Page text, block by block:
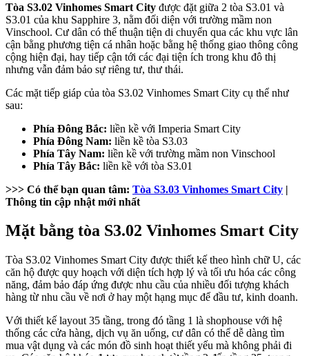
Tòa S3.02 Vinhomes Smart City được đặt giữa 2 tòa S3.01 và
S3.01 của khu Sapphire 3, nằm đối diện với trường mầm non
Vinschool. Cư dân có thể thuận tiện di chuyển qua các khu vực lân
cận bằng phương tiện cá nhân hoặc bằng hệ thống giao thông công
cộng hiện đại, hay tiếp cận tới các đại tiện ích trong khu đô thị
nhưng vẫn đảm bảo sự riêng tư, thư thái.
Các mặt tiếp giáp của tòa S3.02 Vinhomes Smart City cụ thể như
sau:
Phía Đông Bắc: liền kề với Imperia Smart City
Phía Đông Nam: liền kề tòa S3.03
Phía Tây Nam: liền kề với trường mầm non Vinschool
Phía Tây Bắc: liền kề với tòa S3.01
>>> Có thể bạn quan tâm: Tòa S3.03 Vinhomes Smart City |
Thông tin cập nhật mới nhất
Mặt bằng tòa S3.02 Vinhomes Smart City
Tòa S3.02 Vinhomes Smart City được thiết kế theo hình chữ U, các
căn hộ được quy hoạch với diện tích hợp lý và tối ưu hóa các công
năng, đảm bảo đáp ứng được nhu cầu của nhiều đối tượng khách
hàng từ nhu cầu về nơi ở hay một hạng mục để đầu tư, kinh doanh.
Với thiết kế layout 35 tầng, trong đó tầng 1 là shophouse với hệ
thống các cửa hàng, dịch vụ ăn uống, cư dân có thể dễ dàng tìm
mua vật dụng và các món đồ sinh hoạt thiết yếu mà không phải đi